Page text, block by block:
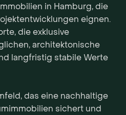
in Hamburg, die
eignen.
die exklusive
architektonische
langfristig stabile Werte
das eine nachhaltige
sichert und